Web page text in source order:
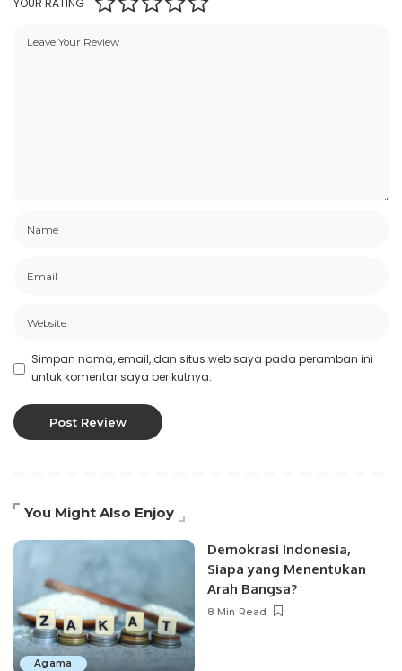
YOUR RATING
Simpan nama, email, dan situs web saya pada peramban ini
untuk komentar saya berikutnya.
You Might Also Enjoy
Agama
Demokrasi Indonesia,
Siapa yang Menentukan
Arah Bangsa?
8 Min Read